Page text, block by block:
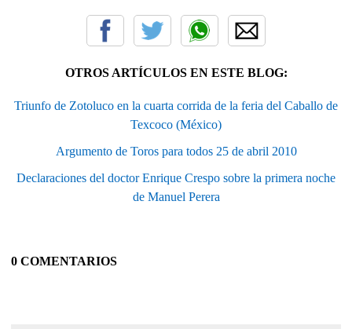
OTROS ARTÍCULOS EN ESTE BLOG:
Triunfo de Zotoluco en la cuarta corrida de la feria del Caballo de
Texcoco (México)
Argumento de Toros para todos 25 de abril 2010
Declaraciones del doctor Enrique Crespo sobre la primera noche
de Manuel Perera
0 COMENTARIOS